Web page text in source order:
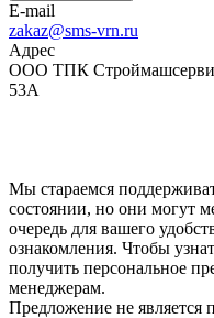
E-mail
zakaz@sms-vrn.ru
Адрес
ООО ТПК
53А
Мы стараемся
состоянии, но они могут
очередь для вашего
ознакомления. Чтобы
получить персональное
менеджерам.
Предложение не